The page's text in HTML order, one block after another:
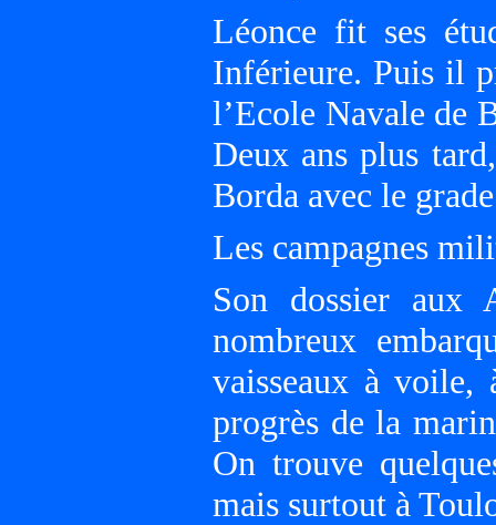
Léonce fit ses
Inférieure. Puis il
l’Ecole Navale de
Deux ans plus
Borda avec le
Les campagnes
Son dossier aux
nombreux
vaisseaux à voile,
progrès de la
On trouve
mais surtout à